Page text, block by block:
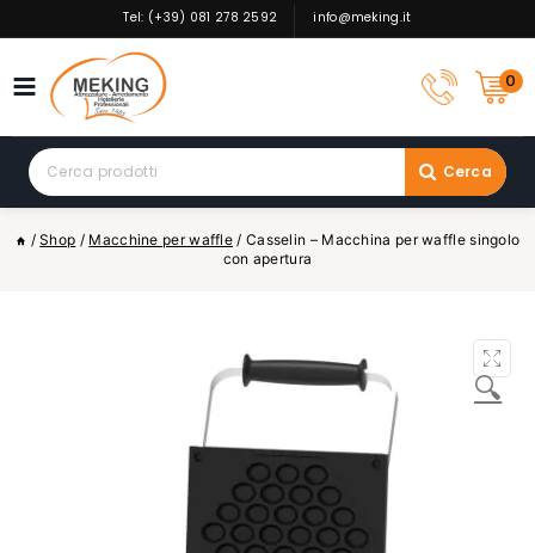
to
Tel: (+39) 081 278 2592 info@meking.it
0
Search
for:
Cerca
/ Shop / Macchine per waffle / Casselin – Macchina per waffle singolo
con apertura
🔍